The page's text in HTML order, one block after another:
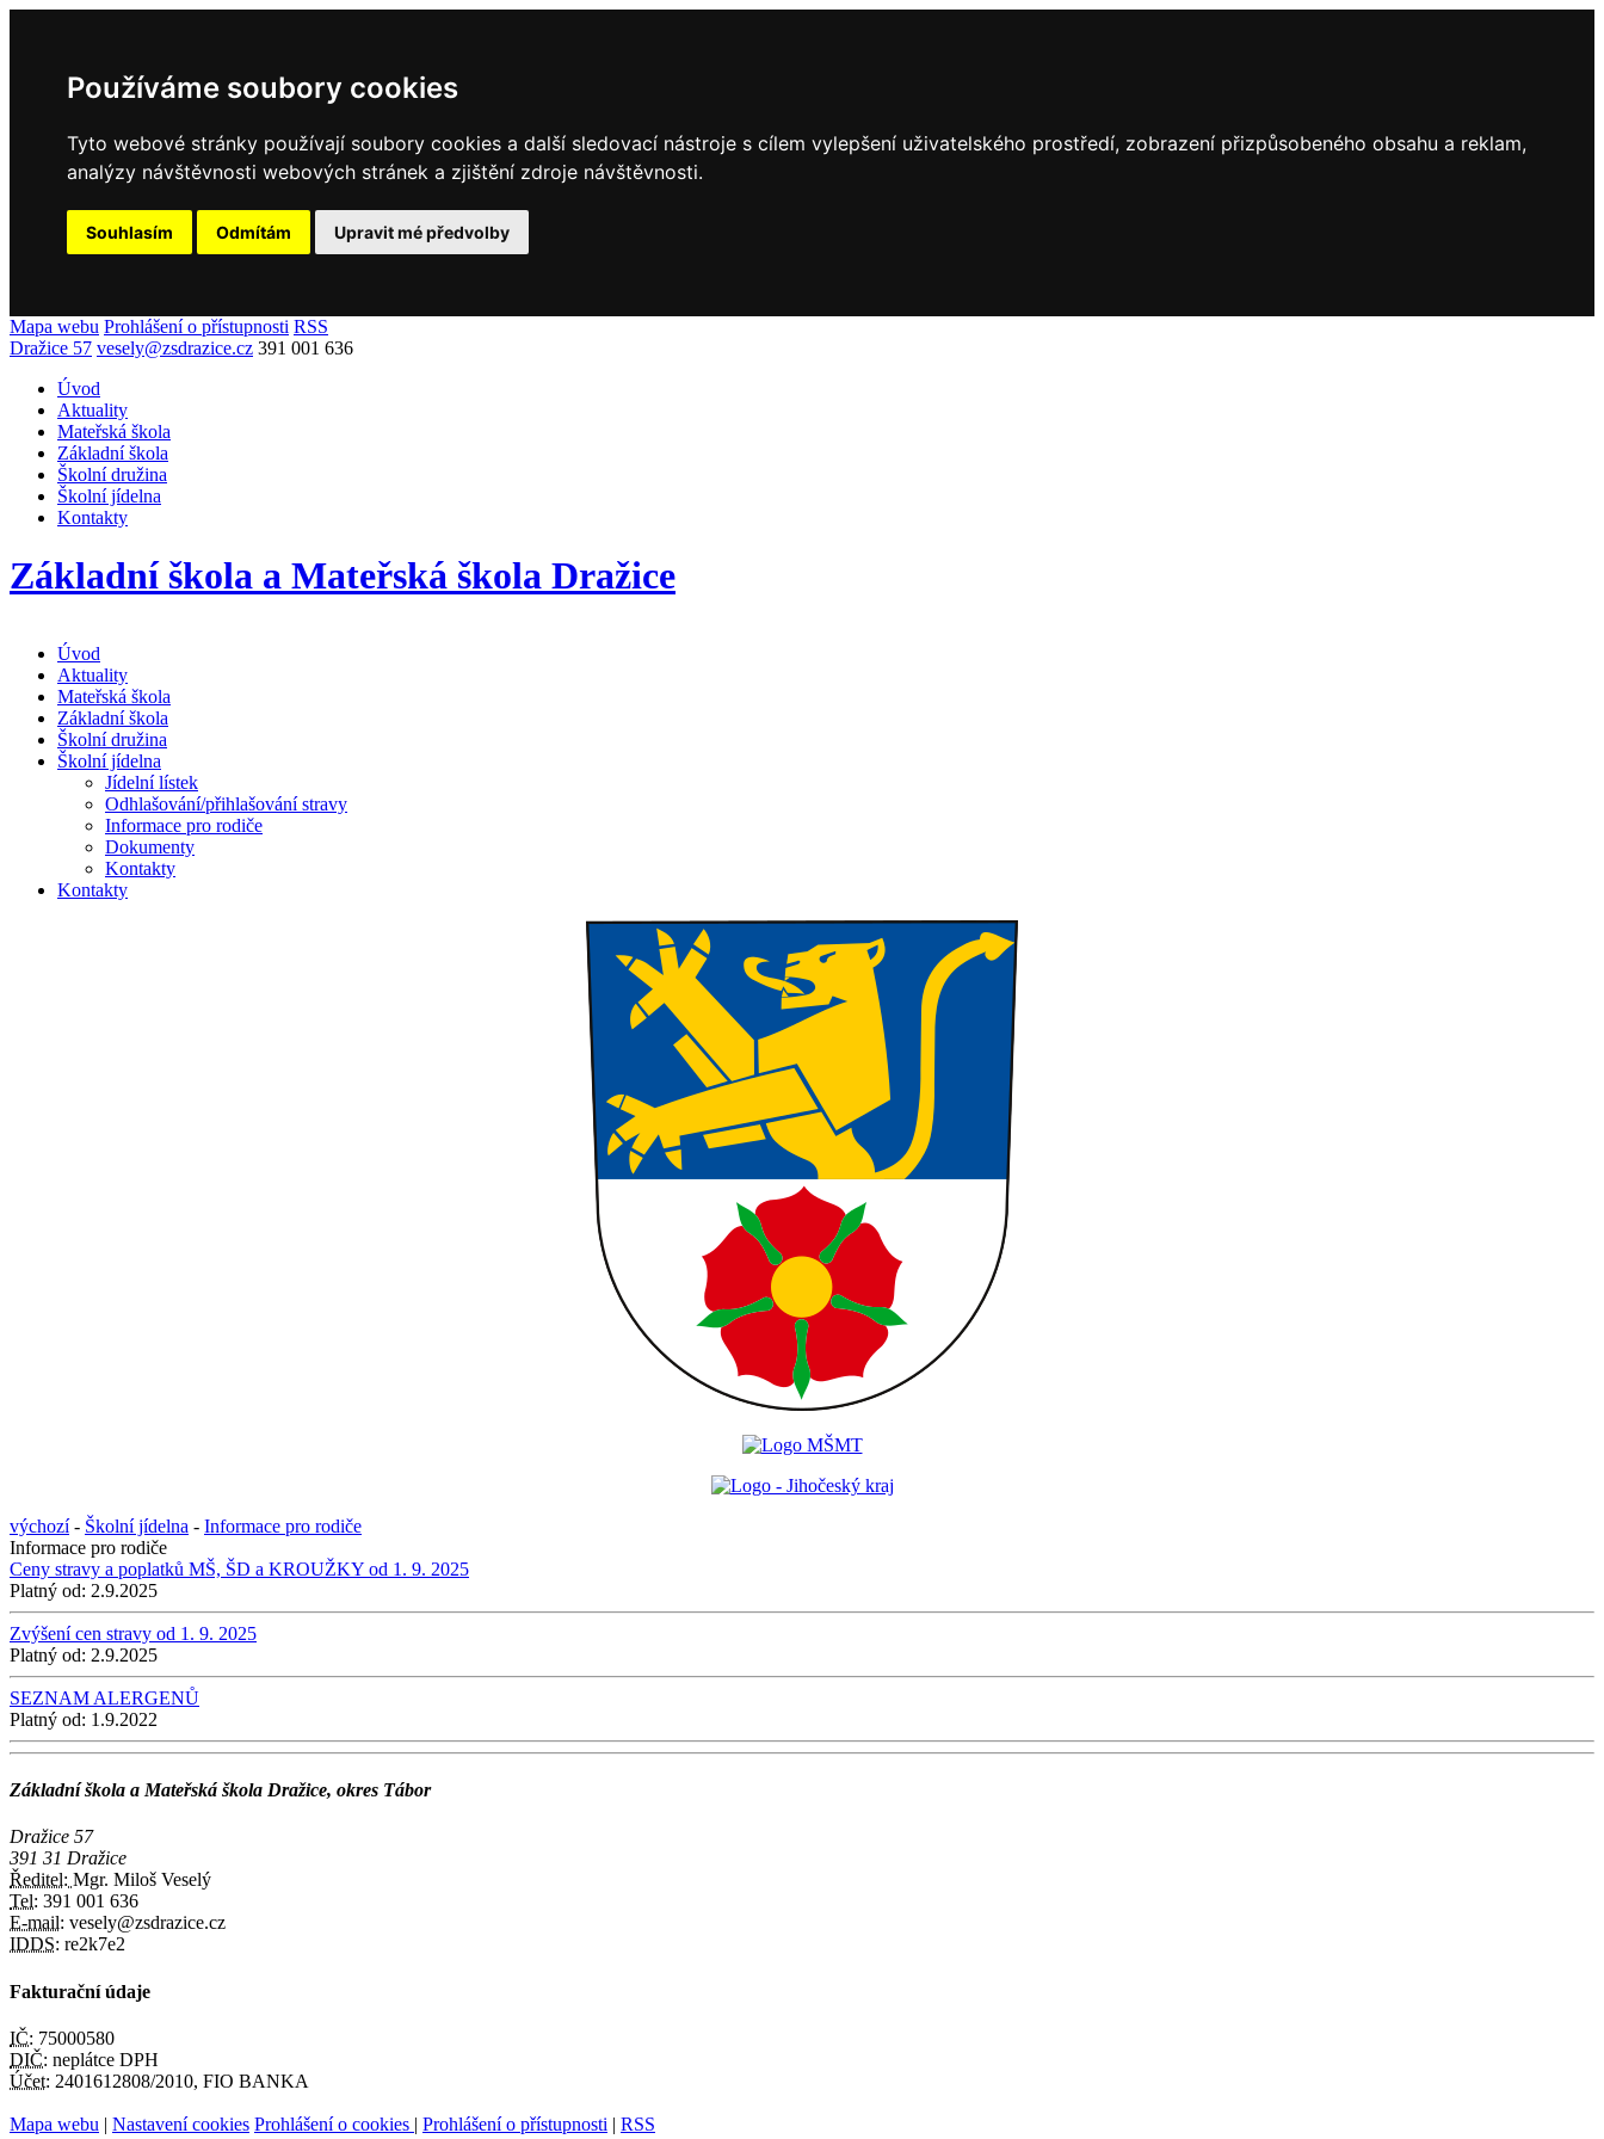
Používáme soubory cookies
Tyto webové stránky používají soubory cookies a další sledovací nástroje s cílem vylepšení uživatelského prostředí, zobrazení přizpůsobeného obsahu a reklam,
analýzy návštěvnosti webových stránek a zjištění zdroje návštěvnosti.
Souhlasím Odmítám Upravit mé předvolby
Mapa webu Prohlášení o přístupnosti RSS
Dražice 57 vesely@zsdrazice.cz 391 001 636
Úvod
Aktuality
Mateřská škola
Základní škola
Školní družina
Školní jídelna
Kontakty
Základní škola a Mateřská škola Dražice
Úvod
Aktuality
Mateřská škola
Základní škola
Školní družina
Školní jídelna
Jídelní lístek
Odhlašování/přihlašování stravy
Informace pro rodiče
Dokumenty
Kontakty
Kontakty
výchozí- Školní jídelna - Informace pro rodiče
Informace pro rodiče
Ceny stravy a poplatků MŠ, ŠD a KROUŽKY od 1. 9. 2025
Platný od: 2.9.2025
Zvýšení cen stravy od 1. 9. 2025
Platný od: 2.9.2025
SEZNAM ALERGENŮ
Platný od: 1.9.2022
Základní škola a Mateřská škola Dražice, okres Tábor
Dražice 57
391 31 Dražice
Ředitel: Mgr. Miloš Veselý
Tel: 391 001 636
E-mail: vesely@zsdrazice.cz
IDDS: re2k7e2
Fakturační údaje
IČ: 75000580
DIČ: neplátce DPH
Účet: 2401612808/2010, FIO BANKA
Mapa webu | Nastavení cookies Prohlášení o cookies | Prohlášení o přístupnosti | RSS